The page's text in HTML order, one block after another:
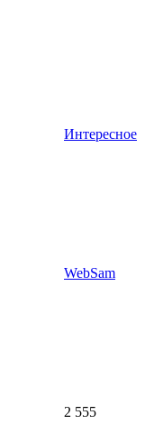
Интересное
WebSam
2 555